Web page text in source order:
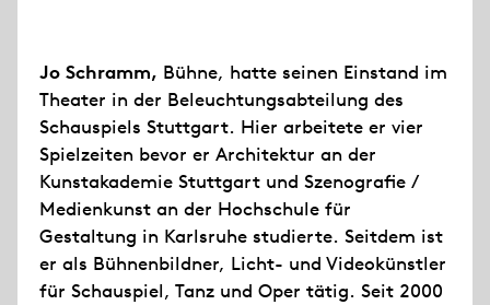
Jo Schramm, Bühne, hatte seinen Einstand im
Theater in der Beleuchtungsabteilung des
Schauspiels Stuttgart. Hier arbeitete er vier
Spielzeiten bevor er Architektur an der
Kunstakademie Stuttgart und Szenografie /
Medienkunst an der Hochschule für
Gestaltung in Karlsruhe studierte. Seitdem ist
er als Bühnenbildner, Licht- und Videokünstler
für Schauspiel, Tanz und Oper tätig. Seit 2000